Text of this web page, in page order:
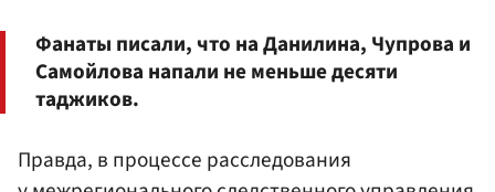
Фанаты писали, что на Данилина, Чупрова и
Самойлова напали не меньше десяти
таджиков.
Правда, в процессе расследования